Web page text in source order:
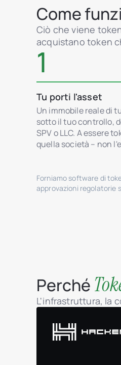
Come
Ciò che viene
acquistano token
1
Tu porti l'asset
Un immobile reale di
sotto il tuo controllo,
SPV o LLC. A essere
quella società – non
Forniamo software di
approvazioni regolatorie
Perché
L'infrastruttura, la